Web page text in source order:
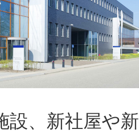
設、新社屋や新